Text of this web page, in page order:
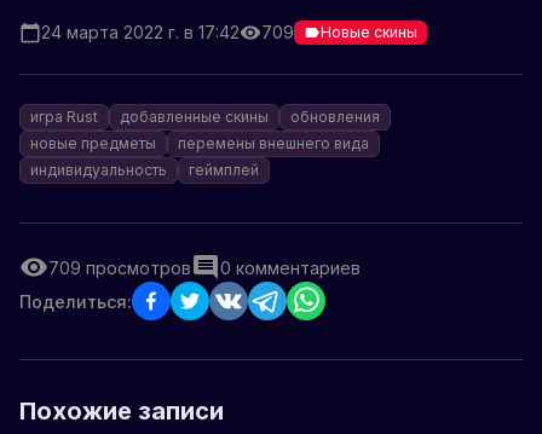
24 марта 2022 г. в 17:42 709 Новые скины
игра Rust добавленные скины
обновления
новые предметы
перемены внешнего вида
индивидуальность
геймплей
709 просмотров 0 комментариев
Поделиться:
Похожие записи